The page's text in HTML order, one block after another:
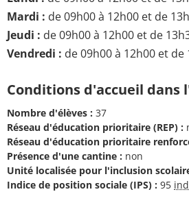
Mardi : de 09h00 à 12h00 et de
Jeudi : de 09h00 à 12h00 et de
Vendredi : de 09h00 à 12h00 et de
Conditions d'accueil dans
Nombre d'élèves : 37
Réseau d'éducation prioritaire (REP) :
Réseau d'éducation prioritaire
Présence d'une cantine : non
Unité localisée pour l'inclusion
Indice de position sociale (IPS) : 95